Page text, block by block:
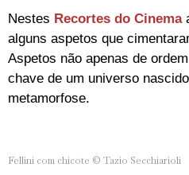
Nestes Recortes do Cinema
alguns aspetos que
Aspetos não apenas de
chave de um universo
metamorfose.
Fellini com chicote © Tazio Secchiarioli